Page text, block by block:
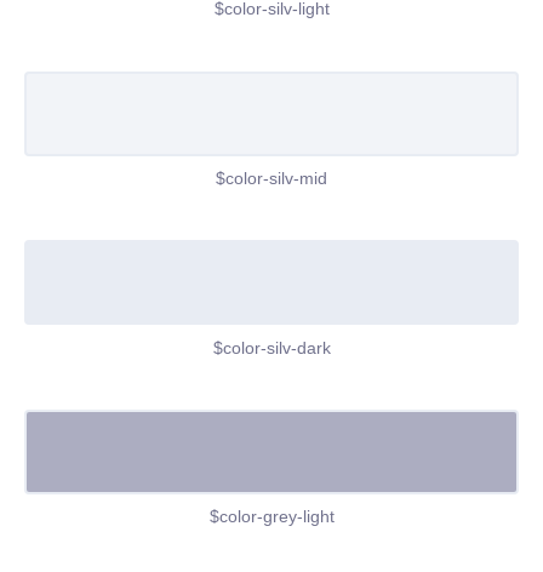
$color-silv-light
$color-silv-mid
$color-silv-dark
$color-grey-light